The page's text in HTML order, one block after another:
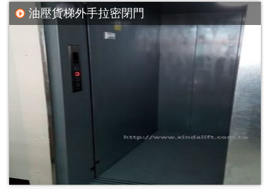
油壓貨梯外手拉密閉門